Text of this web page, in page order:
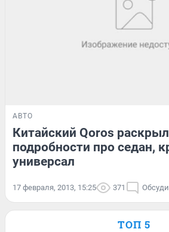
АВТО
Китайский Qoros раскрыл
подробности про седан,
универсал
17 февраля, 2013, 15:25 371
ТОП 5